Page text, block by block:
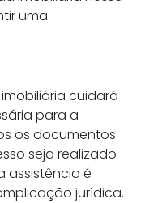
uma
cuidará
para a
os documentos
seja realizado
assistência é
jurídica.